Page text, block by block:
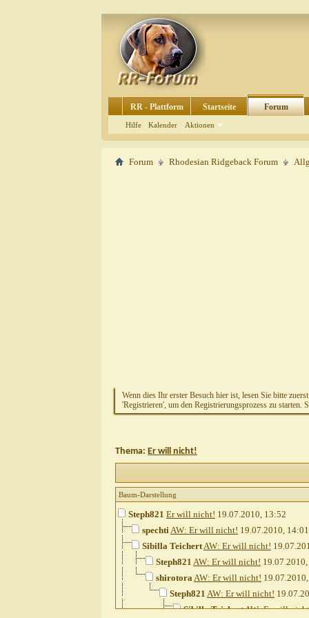
RR - Plattform Startseite Forum
Hilfe Kalender Aktionen
Forum Rhodesian Ridgeback Forum
Wenn dies Ihr erster Besuch hier ist, lesen Sie bitte
'Registrieren', um den Registrierungsprozess zu starten.
Thema: Er will nicht!
Baum-Darstellung
Steph821 Er will nicht! 19.07.2010, 13:52
spechtiAW: Er will nicht! 19.07.2010, 14:01
Sibilla TeichertAW: Er will nicht!
Steph821 AW: Er will nicht! 19.07.2010,
shirotoraAW: Er will nicht! 19.07.2010,
Steph821 AW: Er will nicht!
Sibilla TeichertAW: Er will